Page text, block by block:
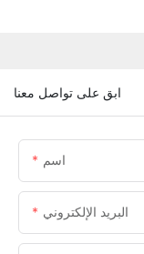
ابق على تواصل معنا
اسم
البريد الإلكتروني